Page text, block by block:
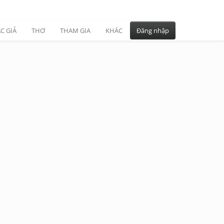
GIẢ THƠ THAM GIA KHÁC Đăng nhập